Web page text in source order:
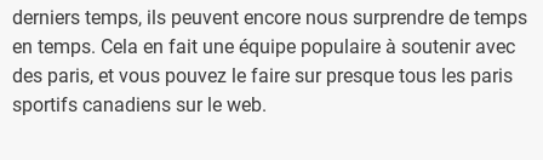
derniers temps, ils peuvent encore nous surprendre de temps
en temps. Cela en fait une équipe populaire à soutenir avec
des paris, et vous pouvez le faire sur presque tous les paris
sportifs canadiens sur le web.